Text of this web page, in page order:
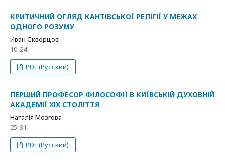
КРИТИЧНИЙ ОГЛЯД КАНТІВСЬКОЇ РЕЛІГІЇ У МЕЖАХ
ОДНОГО РОЗУМУ
Иван Скворцов
10-24
PDF (Русский)
ПЕРШИЙ ПРОФЕСОР ФІЛОСОФІЇ В КИЇВСЬКІЙ ДУХОВНІЙ
АКАДЕМІЇ ХІХ СТОЛІТТЯ
Наталія Мозгова
25-31
PDF (Русский)